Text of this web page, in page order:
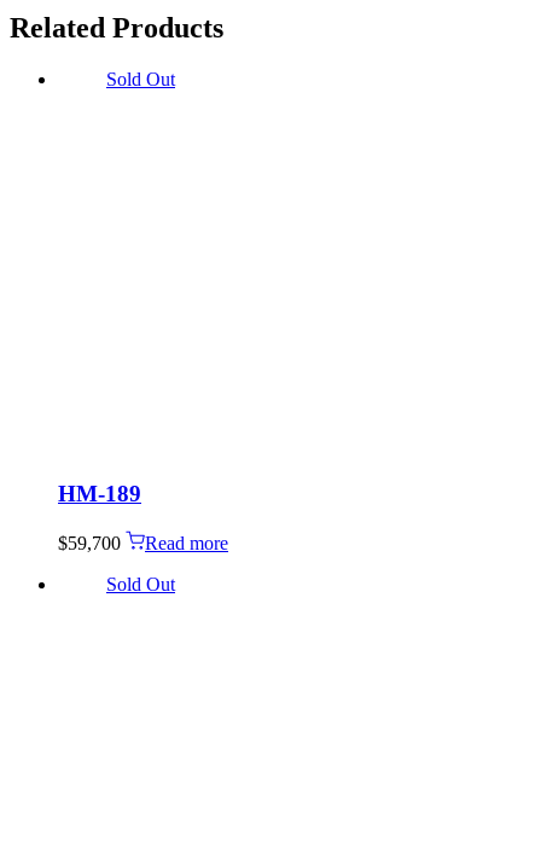
Related Products
Sold Out
HM-189
$59,700
Read more
Sold Out